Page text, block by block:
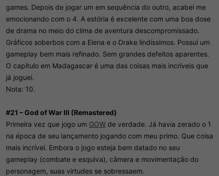
games. Depois de jogar um em sequência do outro, acabei me
emocionando com o 4. A estória é excelente com uma boa dose
de drama no meio do clima de aventura descompromissado.
Gráficos soberbos com a Elena e o Drake lindíssimos. Possui um
gameplay bem mais refinado. Sem grandes defeitos aparentes.
O capítulo em Madagascar é uma das coisas mais incríveis que
já joguei.
Nota: 10.
#21 – God of War III (Remastered)
Primeira vez que jogo um GOW de verdade. Já havia zerado o 1
na época de seu lançamento jogando com meu primo. Que coisa
mais incrível. Embora o jogo esteja bem datado no seu
gameplay (combate e esquiva), câmera e movimentação do
personagem, suas virtudes se sobressaem.